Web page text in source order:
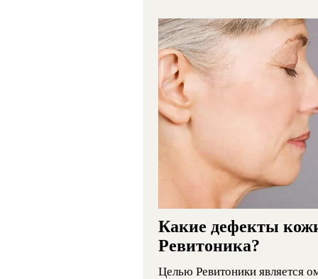
Какие дефекты
Ревитоника?
Целью Ревитоники является